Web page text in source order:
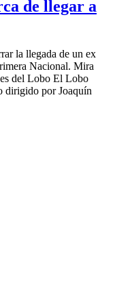
de llegar a
la llegada de un ex
Nacional. Mira
del Lobo El Lobo
dirigido por Joaquín